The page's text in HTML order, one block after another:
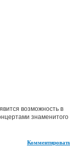
возможность в
знаменитого